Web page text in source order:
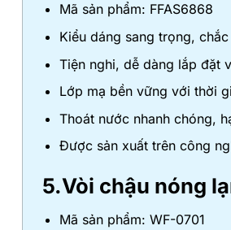
Mã sản phẩm: FFAS6868
Kiểu dáng sang trọng,
Tiện nghi, dễ dàng lắp đặt
Lớp mạ bền vững với thời
Thoát nước nhanh chóng,
Được sản xuất trên công
5.Vòi chậu nóng
Mã sản phẩm: WF-0701